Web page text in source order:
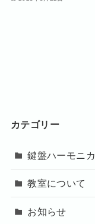
カテゴリー
鍵盤ハーモニカ
教室について
お知らせ